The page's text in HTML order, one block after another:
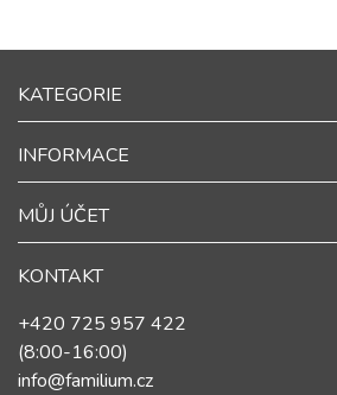
KATEGORIE
INFORMACE
MŮJ ÚČET
KONTAKT
+420 725 957 422
(8:00-16:00)
info@familium.cz